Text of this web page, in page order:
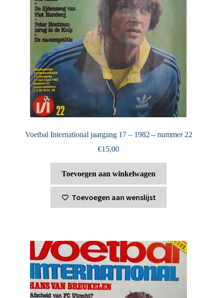
Voetbal International jaargang 17 – 1982 – nummer 22
€15,00
Toevoegen aan winkelwagen
Toevoegen aan wenslijst